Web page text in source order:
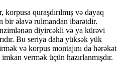
quraşdırılmış və dayaq
bir əlavə rulmandan ibarətdir.
diyircəkli və ya kürəvi
Bu seriya daha yüksək yük
və korpus montajını da hərəkət
vermək üçün hazırlanmışdır.